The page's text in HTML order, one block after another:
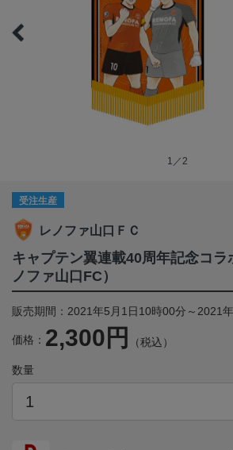
1／2
受注生産
レノファ山口ＦＣ
キャプテン翼連載40周年記念コ
ノファ山口FC）
販売期間：2021年5月1日10時00分～2021
価格： 2,300円 （税込）
数量